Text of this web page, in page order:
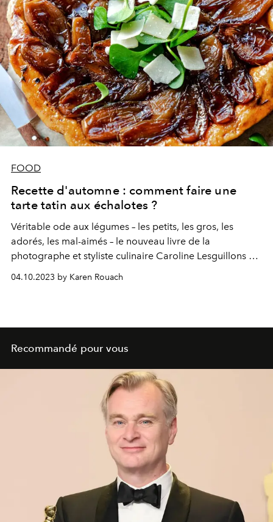
FOOD
Recette d'automne : comment faire une
tarte tatin aux échalotes ?
Véritable ode aux légumes – les petits, les gros, les
adorés, les mal-aimés – le nouveau livre de la
photographe et styliste culinaire Caroline Lesguillons se
présente comme une encyclopédie, rythmée bien sûr
par des recettes. Voici celle de la tarte tatin aux
04.10.2023 by Karen Rouach
Recommandé pour vous